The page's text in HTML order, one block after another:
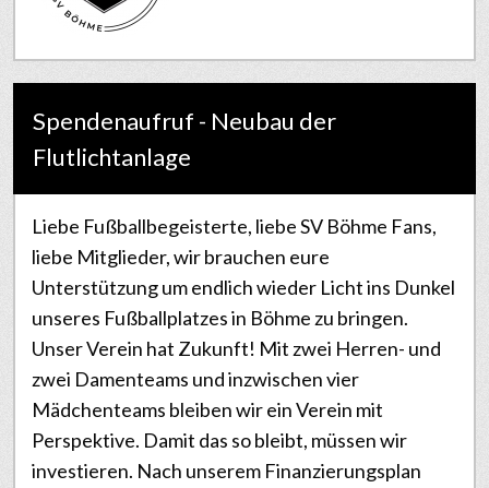
Spendenaufruf - Neubau der
Flutlichtanlage
Liebe Fußballbegeisterte, liebe SV Böhme Fans,
liebe Mitglieder, wir brauchen eure
Unterstützung um endlich wieder Licht ins Dunkel
unseres Fußballplatzes in Böhme zu bringen.
Unser Verein hat Zukunft! Mit zwei Herren- und
zwei Damenteams und inzwischen vier
Mädchenteams bleiben wir ein Verein mit
Perspektive. Damit das so bleibt, müssen wir
investieren. Nach unserem Finanzierungsplan